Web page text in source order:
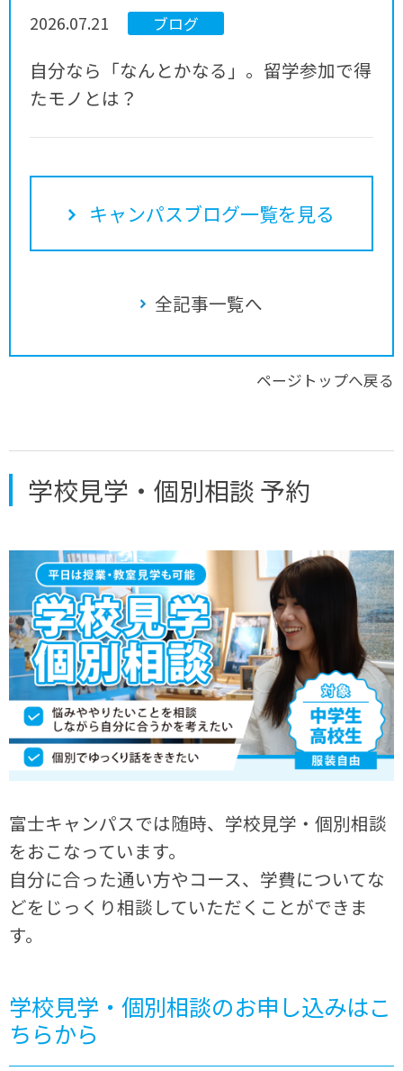
2026.07.21 ブログ
自分なら「なんとかなる」。留学参加で得
たモノとは？
キャンパスブログ一覧を見る
全記事一覧へ
ページトップへ戻る
学校見学・個別相談 予約
富士キャンパスでは随時、学校見学・個別相談
をおこなっています。
自分に合った通い方やコース、学費についてな
どをじっくり相談していただくことができま
す。
学校見学・個別相談のお申し込みはこ
ちらから